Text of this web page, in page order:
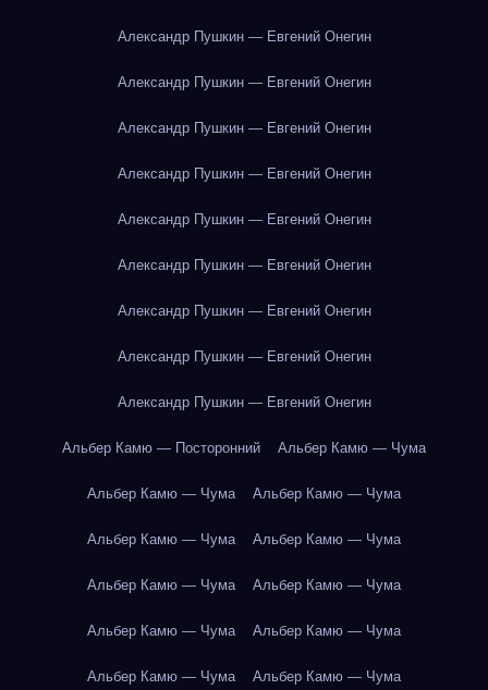
Александр Пушкин — Евгений Онегин
Александр Пушкин — Евгений Онегин
Александр Пушкин — Евгений Онегин
Александр Пушкин — Евгений Онегин
Александр Пушкин — Евгений Онегин
Александр Пушкин — Евгений Онегин
Александр Пушкин — Евгений Онегин
Александр Пушкин — Евгений Онегин
Александр Пушкин — Евгений Онегин
Альбер Камю — Посторонний Альбер Камю — Чума
Альбер Камю — Чума Альбер Камю — Чума
Альбер Камю — Чума Альбер Камю — Чума
Альбер Камю — Чума Альбер Камю — Чума
Альбер Камю — Чума Альбер Камю — Чума
Альбер Камю — Чума Альбер Камю — Чума